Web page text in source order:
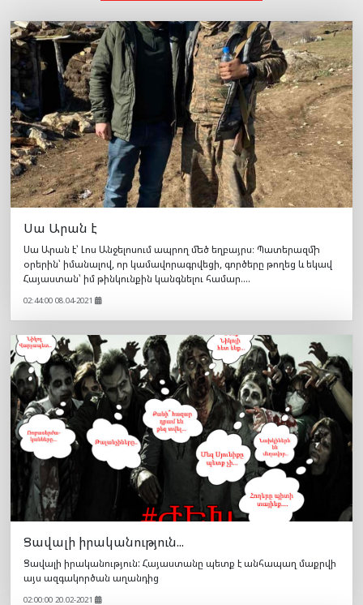
Սա Արան է
Սա Արան է՝ Լոս Անջելոսում ապրող մեծ եղբայրս։ Պատերազմի
օրերին՝ իմանալով, որ կամավորագրվեցի, գործերը թողեց և եկավ
Հայաստան՝ իմ թինկունքին կանգնելու համար....
02:44:00 08.04-2021
Ցավալի իրականություն...
Ցավալի իրականություն: Հայաստանը պետք է անհապաղ մաքրվի
այս ազգակործան աղանդից
02:00:00 20.02-2021